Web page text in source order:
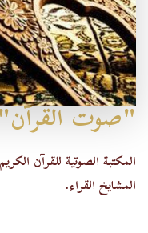
"صوت القرآن"
المكتبة الصوتية للقرآن
المشايخ القراء.